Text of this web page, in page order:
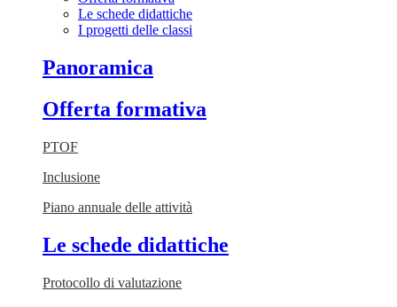
Le schede didattiche
I progetti delle classi
Panoramica
Offerta formativa
PTOF
Inclusione
Piano annuale delle attività
Le schede didattiche
Protocollo di valutazione